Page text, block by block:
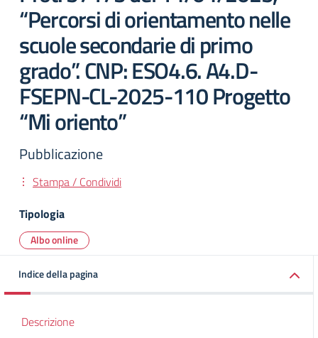
“Percorsi di orientamento nelle
scuole secondarie di primo
grado”. CNP: ESO4.6. A4.D-
FSEPN-CL-2025-110 Progetto
“Mi oriento”
Pubblicazione
Stampa / Condividi
Tipologia
Albo online
Indice della pagina
Descrizione